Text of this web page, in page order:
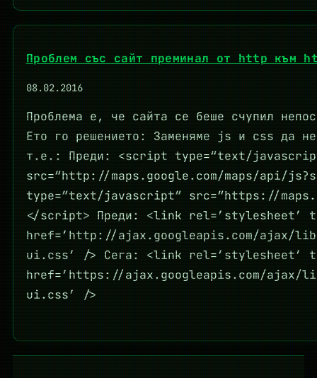
Проблем със сайт преминал от http към
08.02.2016
Проблема е, че сайта се беше счупил
Ето го решението: Заменяме js и css да
т.е.: Преди: <script type=“text/
src=“http://maps.google.com/maps/api/
type=“text/javascript“ src=“https://
</script> Преди: <link rel=’stylesheet’
href=’http://ajax.googleapis.com/ajax/
ui.css’ /> Сега: <link rel=’stylesheet’
href=’https://ajax.googleapis.com/ajax/
ui.css’ />